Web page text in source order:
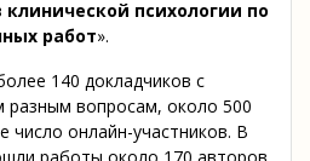
психологии по
работ».
140 докладчиков с
вопросам, около 500
число онлайн-участников. В